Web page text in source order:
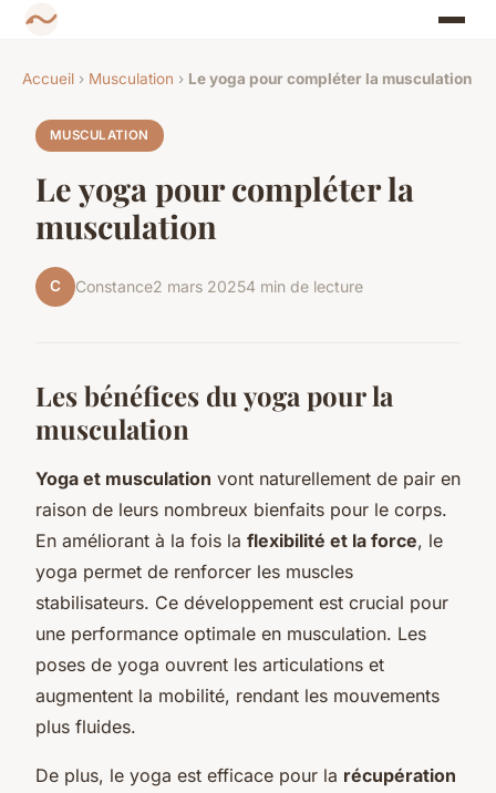
Accueil › Musculation › Le yoga pour compléter la musculation
MUSCULATION
Le yoga pour compléter la
musculation
C Constance2 mars 20254 min de lecture
Les bénéfices du yoga pour la
musculation
Yoga et musculation vont naturellement de pair en
raison de leurs nombreux bienfaits pour le corps.
En améliorant à la fois la flexibilité et la force, le
yoga permet de renforcer les muscles
stabilisateurs. Ce développement est crucial pour
une performance optimale en musculation. Les
poses de yoga ouvrent les articulations et
augmentent la mobilité, rendant les mouvements
plus fluides.
De plus, le yoga est efficace pour la récupération